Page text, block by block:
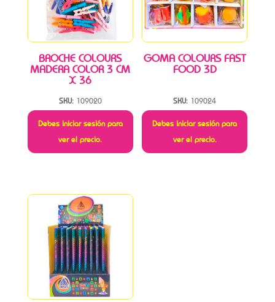
BROCHE COLOURS
MADERA COLOR 3 CM
X 36
SKU: 109020
Debes iniciar sesión para
ver el precio.
GOMA COLOURS FAST
FOOD 3D
SKU: 109024
Debes iniciar sesión para
ver el precio.